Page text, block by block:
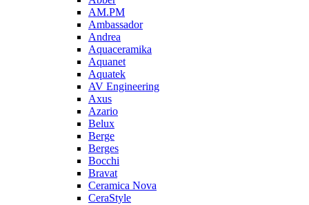
AM.PM
Ambassador
Andrea
Aquaceramika
Aquanet
Aquatek
AV Engineering
Axus
Azario
Belux
Berge
Berges
Bocchi
Bravat
Ceramica Nova
CeraStyle